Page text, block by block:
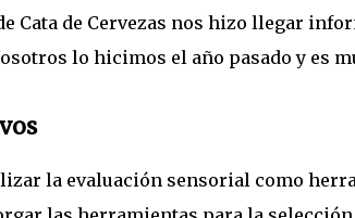
Cata de Cervezas nos hizo llegar
lo hicimos el año pasado y es
la evaluación sensorial como